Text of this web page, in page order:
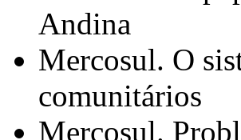
Andina
Mercosul. O
comunitários
Mercosul.